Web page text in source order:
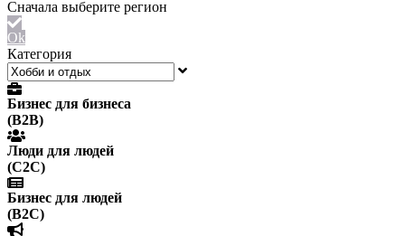
Ok
Категория
Бизнес для бизнеса
(B2B)
Люди для людей
(С2С)
Бизнес для людей
(B2C)